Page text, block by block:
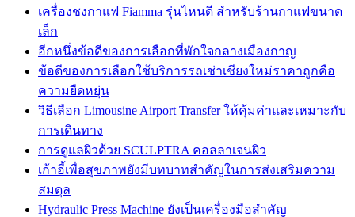
เครื่องชงกาแฟ Fiamma รุ่นไหนดี สำหรับร้านกาแฟขนาด
เล็ก
อีกหนึ่งข้อดีของการเลือกที่พักใจกลางเมืองกาญ
ข้อดีของการเลือกใช้บริการรถเช่าเชียงใหม่ราคาถูกคือ
ความยืดหยุ่น
วิธีเลือก Limousine Airport Transfer ให้คุ้มค่าและเหมาะกับ
การเดินทาง
การดูแลผิวด้วย SCULPTRA คอลลาเจนผิว
เก้าอี้เพื่อสุขภาพยังมีบทบาทสำคัญในการส่งเสริมความ
สมดุล
Hydraulic Press Machine ยังเป็นเครื่องมือสำคัญ